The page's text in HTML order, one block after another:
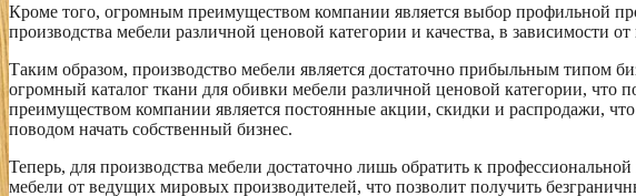
Кроме того, огромным преимуществом компании является выбор профильной
производства мебели различной ценовой категории и качества, в зависимости от
Таким образом, производство мебели является достаточно прибыльным типом
огромный каталог ткани для обивки мебели различной ценовой категории,
преимуществом компании является постоянные акции, скидки и распродажи,
поводом начать собственный бизнес.
Теперь, для производства мебели достаточно лишь обратить к
мебели от ведущих мировых производителей, что позволит получить